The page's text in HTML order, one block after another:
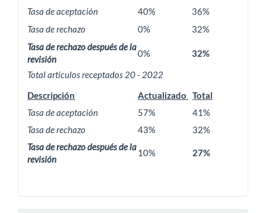
Tasa de aceptación
40%
36%
Tasa de rechazo
0%
32%
Tasa de rechazo después de la
revisión
0%
32%
Total artículos receptados 20 - 2022
Descripción
Actualizado
Total
Tasa de aceptación
57%
41%
Tasa de rechazo
43%
32%
Tasa de rechazo después de la
revisión
10% 27%